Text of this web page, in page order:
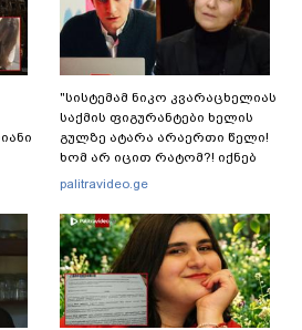
"სისტემამ ნიკო კვარაცხელიას
საქმის ფიგურანტები ხელის
გულზე ატარა არაერთი წელი!
ხომ არ იცით რატომ?! იქნებ
იმიტომ რომ თავად
კვარაცხელიას დედა
განცხადებას ავრცელებს
palitravideo.ge